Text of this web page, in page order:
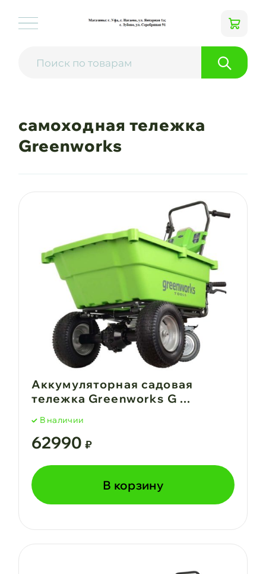
самоходная тележка
Greenworks
Аккумуляторная садовая
тележка Greenworks G ...
В наличии
62990 ₽
В корзину